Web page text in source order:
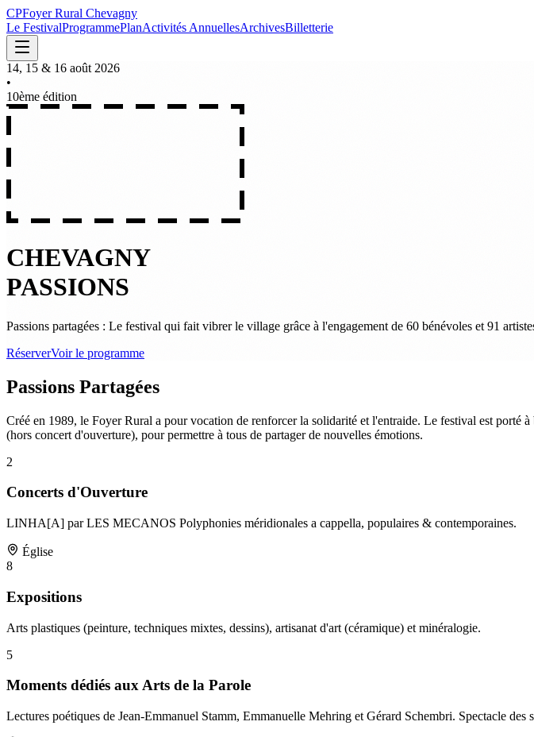
CPFoyer Rural Chevagny
Le FestivalProgrammePlanActivités AnnuellesArchivesBilletterie
14, 15 & 16 août 2026
•
10ème édition
CHEVAGNY
PASSIONS
Passions partagées : Le festival qui fait vibrer le village grâce à l'engagement de 60 bénévoles et 91
RéserverVoir le programme
Passions Partagées
Créé en 1989, le Foyer Rural a pour vocation de renforcer la solidarité et l'entraide. Le festival est porté à
(hors concert d'ouverture), pour permettre à tous de partager de nouvelles émotions.
2
Concerts d'Ouverture
LINHA[A] par LES MECANOS Polyphonies méridionales a cappella, populaires & contemporaines.
Église
8
Expositions
Arts plastiques (peinture, techniques mixtes, dessins), artisanat d'art (céramique) et minéralogie.
5
Moments dédiés aux Arts de la Parole
Lectures poétiques de Jean-Emmanuel Stamm, Emmanuelle Mehring et Gérard Schembri. Spectacle